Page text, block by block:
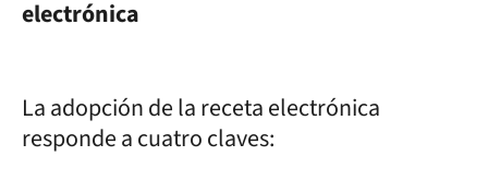
electrónica
La adopción de la receta electrónica
responde a cuatro claves: